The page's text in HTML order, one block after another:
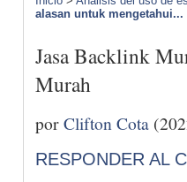
alasan untuk mengetahui...
Jasa Backlink
Murah
porClifton Cota
RESPONDER AL